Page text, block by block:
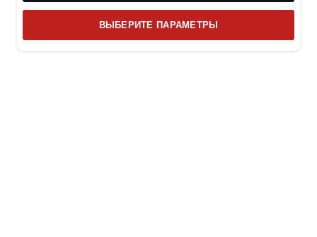
ВЫБЕРИТЕ ПАРАМЕТРЫ
товар